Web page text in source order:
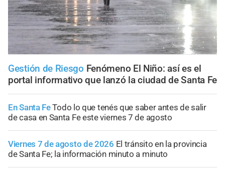
Gestión de Riesgo Fenómeno El Niño: así es el
portal informativo que lanzó la ciudad de Santa Fe
En Santa FeTodo lo que tenés que saber antes de salir
de casa en Santa Fe este viernes 7 de agosto
Viernes 7 de agosto de 2026 El tránsito en la provincia
de Santa Fe; la información minuto a minuto